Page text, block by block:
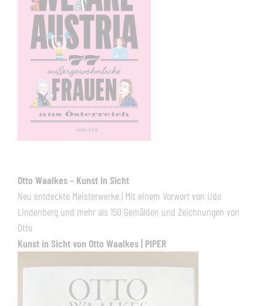
Otto Waalkes – Kunst in Sicht
Neu entdeckte Meisterwerke | Mit einem Vorwort von Udo
Lindenberg und mehr als 150 Gemälden und Zeichnungen von
Otto
Kunst in Sicht von Otto Waalkes | PIPER